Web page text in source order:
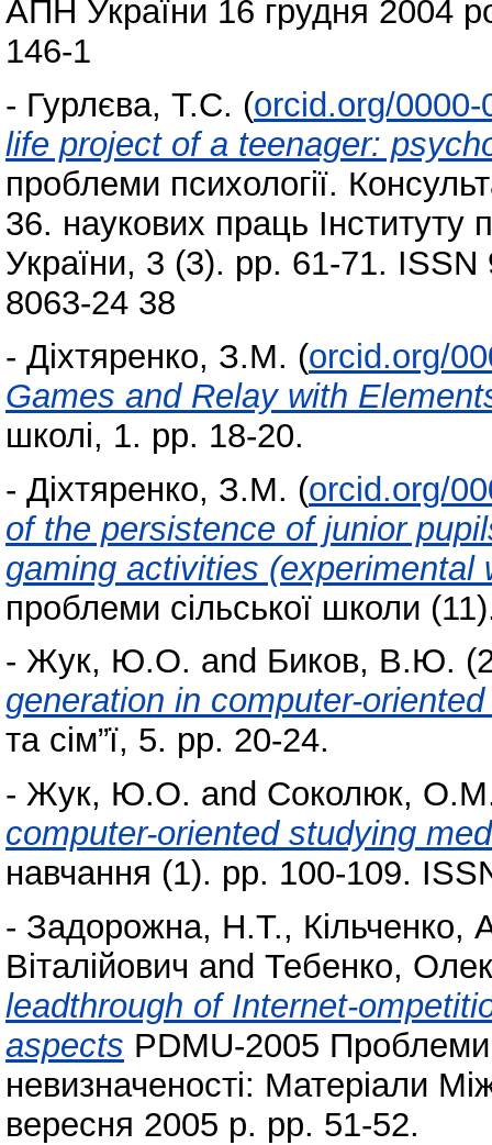
АПН України 16 грудня 2004
146-1
- Гурлєва, Т.С. (orcid.org/
life project of a teenager:
проблеми психології.
36. наукових праць Інституту
України, 3 (3). pp. 61-71.
8063-24 38
- Діхтяренко, З.М. (orcid.org/
Games and Relay with
школі, 1. pp. 18-20.
- Діхтяренко, З.М. (orcid.org/
of the persistence of junior
gaming activities (experimental
проблеми сільської школи
- Жук, Ю.О. and Биков, В.Ю.
generation in computer-
та сім”ї, 5. pp. 20-24.
- Жук, Ю.О. and Соколюк,
computer-oriented studying
навчання (1). pp. 100-109.
- Задорожна, Н.Т., Кільченко,
Віталійович and Тебенко,
leadthrough of Internet-
aspects PDMU-2005
невизначеності: Матеріали
вересня 2005 р. pp. 51-52.